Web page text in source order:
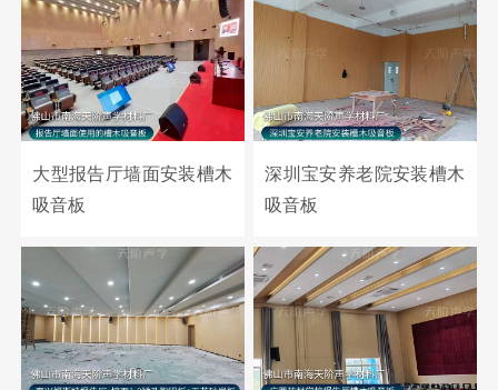
大型报告厅墙面安装槽木
吸音板
深圳宝安养老院安装槽木
吸音板